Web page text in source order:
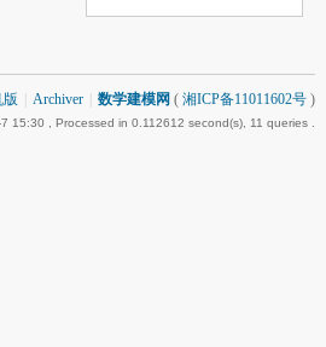
版 Archiver 数学建模网 ( 湘ICP备11011602号 )
15:30 , Processed in 0.112612 second(s), 11 queries .